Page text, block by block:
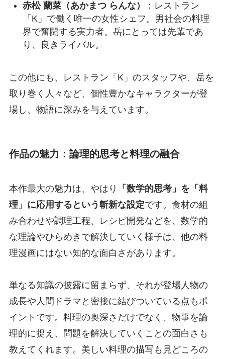
赤松 蘭菜（あかまつ らんな）
：レストラン
「K」で働く唯一の女性シェフ。男社会の料理
界で奮闘する実力者。岳にとっては先輩であ
り、良きライバル。
この他にも、レストラン「K」のスタッフや、岳を
取り巻く人々など、個性豊かなキャラクターが登
場し、物語に深みを与えています。
作品の魅力：論理的思考と料理の融合
本作最大の魅力は、やはり
「数学的思考」を「料
理」に応用するという斬新な設定です。食材の組
み合わせや調理工程、レシピ開発などを、数学的
な理論やひらめきで解決していく様子は、他の料
理漫画にはない知的な面白さがあります。
単なる知識の披露に留まらず、それが登場人物の
成長や人間ドラマと密接に結びついている点もポ
イントです。料理の奥深さだけでなく、物事を論
理的に捉え、問題を解決していくことの面白さも
教えてくれます。美しい料理の描写も見どころの